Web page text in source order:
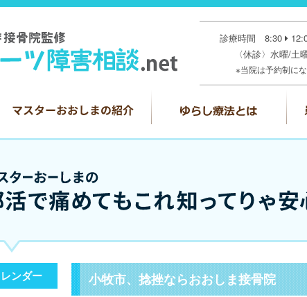
診療時間 8:30
〈休診〉水曜/土
※当院は予約制にな
小牧市、捻挫ならおおしま接骨院
ンダー